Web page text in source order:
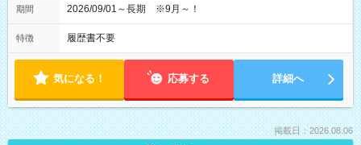
期間 2026/09/01～長期 ※9月～！
特徴 履歴書不要
気になる！ 応募する 詳細へ
掲載日：2026.08.06